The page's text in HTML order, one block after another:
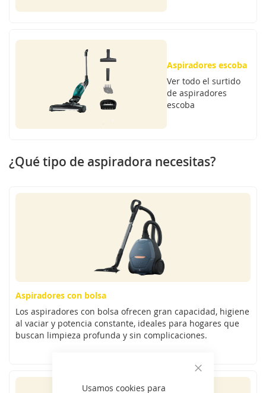
Cerrar
Usamos cookies para
Aspiradores escoba
Ver todo el surtido
de aspiradores
escoba
¿Qué tipo de aspiradora necesitas?
Aspiradores con bolsa
Los aspiradores con bolsa ofrecen gran capacidad, higiene
al vaciar y potencia constante, ideales para hogares que
buscan limpieza profunda y sin complicaciones.